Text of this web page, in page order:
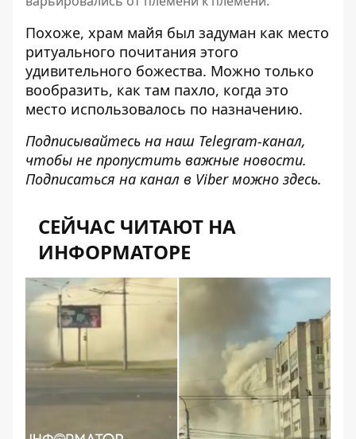
Похоже, храм майя был задуман как место
ритуального почитания этого
удивительного божества. Можно только
вообразить, как там пахло, когда это
место использовалось по назначению.
Подписывайтесь на наш Telegram-канал,
чтобы не пропустить важные новости.
Подписаться на канал в Viber можно здесь.
СЕЙЧАС ЧИТАЮТ НА
ИНФОРМАТОРЕ